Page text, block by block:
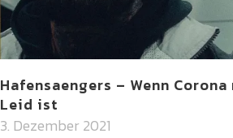
Hafensaengers – Wenn
Leid ist
3. Dezember 2021